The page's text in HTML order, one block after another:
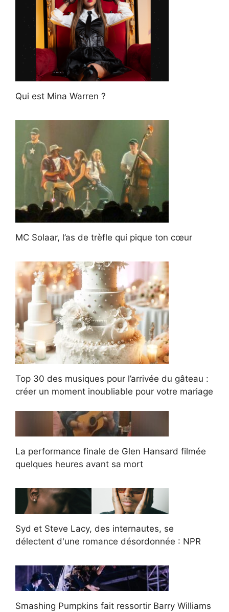
Qui est Mina Warren ?
MC Solaar, l’as de trèfle qui pique ton cœur
Top 30 des musiques pour l’arrivée du gâteau :
créer un moment inoubliable pour votre mariage
La performance finale de Glen Hansard filmée
quelques heures avant sa mort
Syd et Steve Lacy, des internautes, se
délectent d'une romance désordonnée : NPR
Smashing Pumpkins fait ressortir Barry Williams